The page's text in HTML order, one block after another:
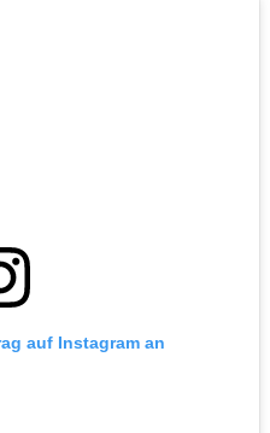
auf Instagram an